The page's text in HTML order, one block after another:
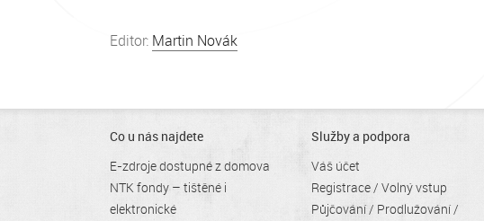
Editor: Martin Novák
Co u nás najdete
E-zdroje dostupné z domova
NTK fondy – tištěné i
elektronické
Služby a podpora
Váš účet
Registrace / Volný vstup
Půjčování / Prodlužování /